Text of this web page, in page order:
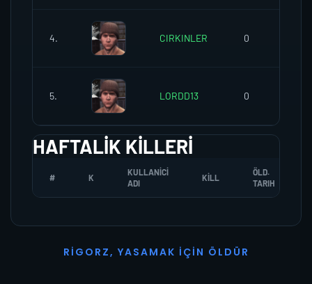
4. CIRKINLER 0
5. LORDD13 0
HAFTALIK KILLERI
# K
KULLANICI
ADI
KILL
ÖLD.
TARIH
R I G O R Z, YASAMAK İ ÇI N Ö L D Ü R